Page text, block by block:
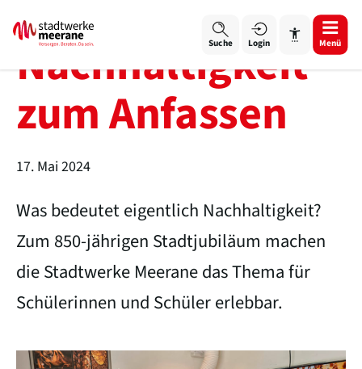
Suche Login Menü
Nachhaltigkeit
zum Anfassen
17. Mai 2024
Was bedeutet eigentlich Nachhaltigkeit?
Zum 850-jährigen Stadtjubiläum machen
die Stadtwerke Meerane das Thema für
Schülerinnen und Schüler erlebbar.
Schrift verkleinern
Wortabstand vergrößern
Zeilenabstand verkleinern